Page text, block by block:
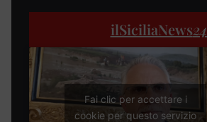
ilSiciliaNews24
Fai clic per accettare i
cookie per questo servizio